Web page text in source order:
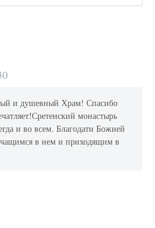
и душевный Храм! Спасибо
монастырь
и во всем. Благодати Божией
в нем и приходящим в